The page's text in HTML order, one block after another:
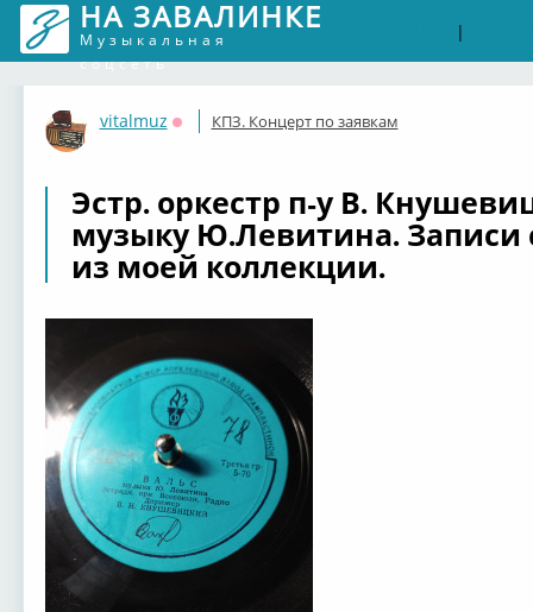
НА ЗАВАЛИНКЕ
Музыкальная
соцсеть
|
vitalmuz
Оффлайн
КПЗ. Концерт по заявкам
Эстр. оркестр п-у В.
музыку Ю.Левитина. Записи
из моей коллекции.